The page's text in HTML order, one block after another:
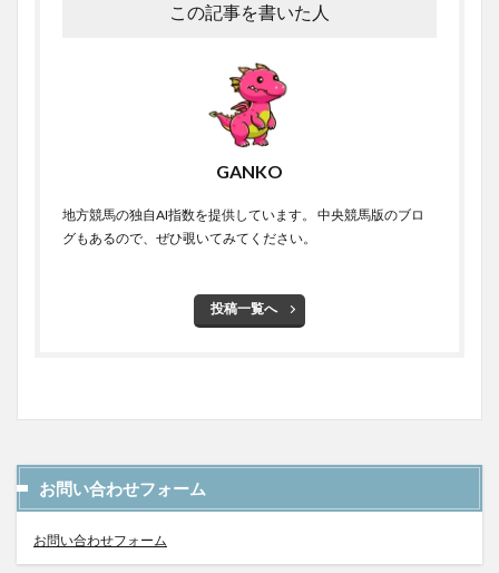
この記事を書いた人
GANKO
地方競馬の独自AI指数を提供しています。 中央競馬版のブロ
グもあるので、ぜひ覗いてみてください。
投稿一覧へ
お問い合わせフォーム
お問い合わせフォーム